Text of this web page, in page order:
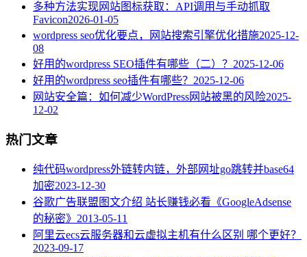
多种方法实现网站图标获取：API调用与手动抓取
Favicon2026-01-05
wordpress seo优化要点，网站搜索引擎优化措施2025-12-
08
好用的wordpress SEO插件有哪些（二）？ 2025-12-06
好用的wordpress seo插件有哪些？ 2025-12-06
网站安全篇：如何减少WordPress网站被黑的风险2025-
12-02
热门文章
纯代码wordpress外链转内链，外部网址go跳转并base64
加密2023-12-30
谷歌广告联盟图文介绍 站长赚钱必看《GoogleAdsense
的秘密》 2013-05-11
阿里云ecs云服务器和云虚拟主机有什么区别 哪个更好？
2023-09-17